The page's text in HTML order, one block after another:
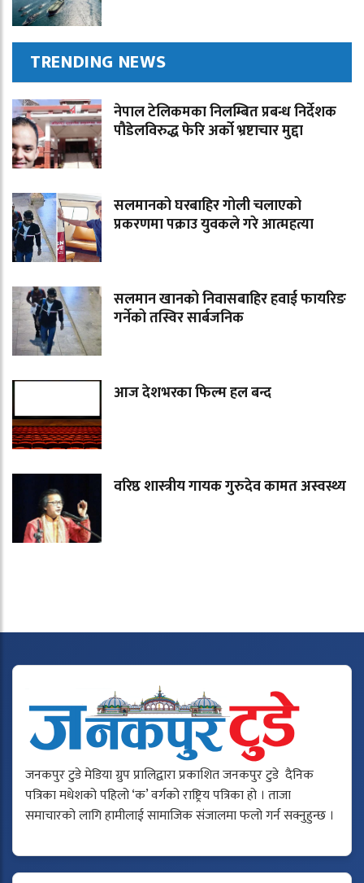
TRENDING NEWS
नेपाल टेलिकमका निलम्बित प्रबन्ध निर्देशक
पौडेलविरुद्ध फेरि अर्को भ्रष्टाचार मुद्दा
सलमानको घरबाहिर गोली चलाएको
प्रकरणमा पक्राउ युवकले गरे आत्महत्या
सलमान खानको निवासबाहिर हवाई फायरिङ
गर्नेको तस्विर सार्बजनिक
आज देशभरका फिल्म हल बन्द
वरिष्ठ शास्त्रीय गायक गुरुदेव कामत अस्वस्थ्य
जनकपुर टुडे मेडिया ग्रुप प्रालिद्वारा प्रकाशित जनकपुर टुडे दैनिक
पत्रिका मधेशको पहिलो ‘क’ वर्गको राष्ट्रिय पत्रिका हो । ताजा
समाचारको लागि हामीलाई सामाजिक संजालमा फलो गर्न सक्नुहुन्छ ।